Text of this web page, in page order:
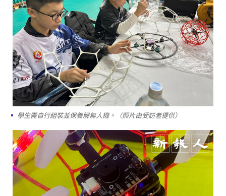
學生需自行組裝並保養解無人機。（照片由受訪者提供）